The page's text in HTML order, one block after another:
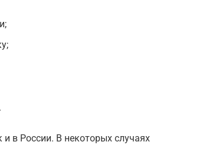
в России. В некоторых случаях